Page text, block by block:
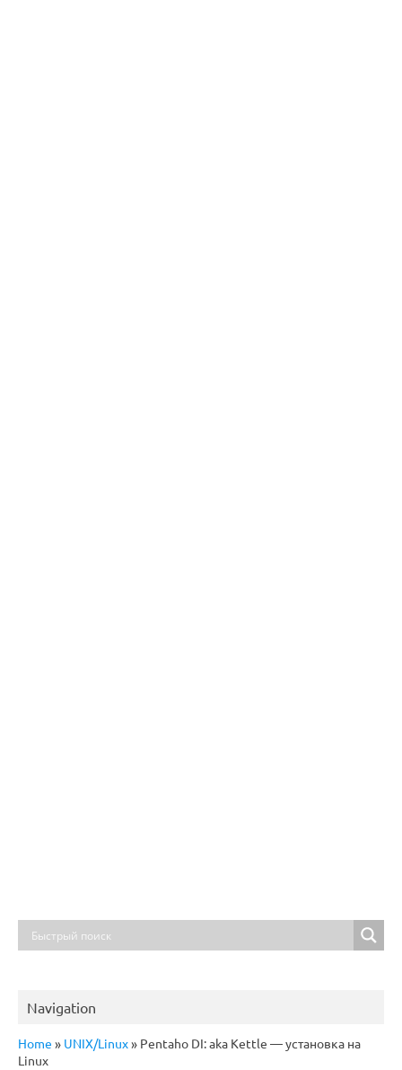
Navigation
Home » UNIX/Linux» Pentaho DI: aka Kettle — установка на
Linux